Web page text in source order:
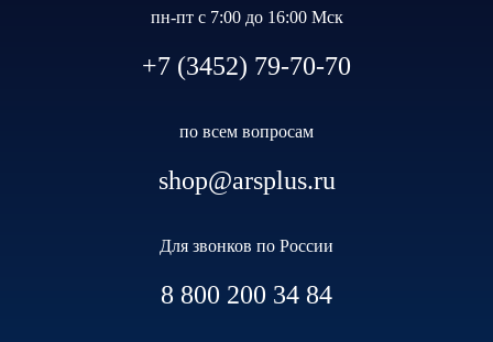
пн-пт с 7:00 до 16:00 Мск
+7 (3452) 79-70-70
по всем вопросам
shop@arsplus.ru
Для звонков по России
8 800 200 34 84